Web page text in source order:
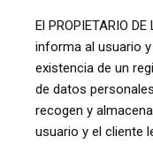
El PROPIETARIO
informa al usuario
existencia de un
de datos
recogen y
usuario y el cliente